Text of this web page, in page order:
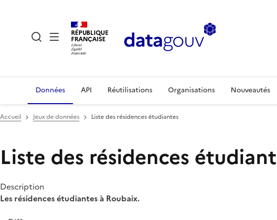
RÉPUBLIQUE
FRANÇAISE
Données API Réutilisations Organisations Nouveautés
Accueil Jeux de données Liste des résidences étudiantes
Liste des résidences
Description
Les résidences étudiantes à Roubaix.